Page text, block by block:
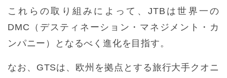
これらの取り組みによって、JTBは世界一の
DMC（デスティネーション・マネジメント・カ
ンパニー）となるべく進化を目指す。
なお、GTSは、欧州を拠点とする旅行大手クオニ